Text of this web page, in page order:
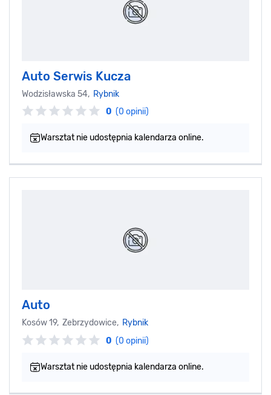
Auto Serwis Kucza
Wodzisławska 54, Rybnik
0 (0 opinii)
Warsztat nie udostępnia kalendarza online.
Auto
Kosów 19, Zebrzydowice, Rybnik
0 (0 opinii)
Warsztat nie udostępnia kalendarza online.